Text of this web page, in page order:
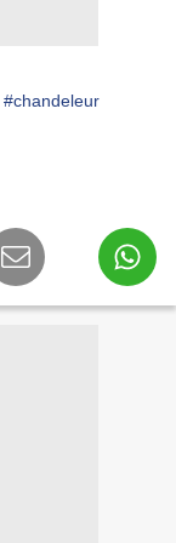
#chandeleur